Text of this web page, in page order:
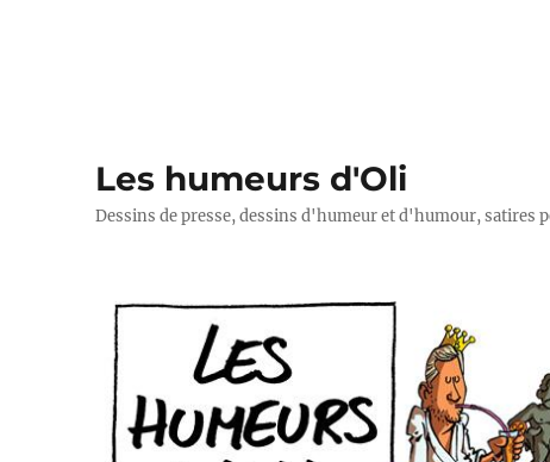
Les humeurs d'Oli
Dessins de presse, dessins d'humeur et d'humour, satires